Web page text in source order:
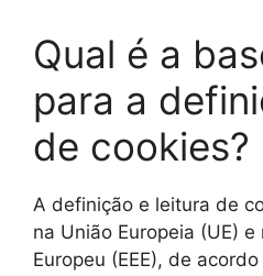
Qual é a
para a
de cookies?
A definição e leitura de
na União Europeia (UE)
Europeu (EEE), de